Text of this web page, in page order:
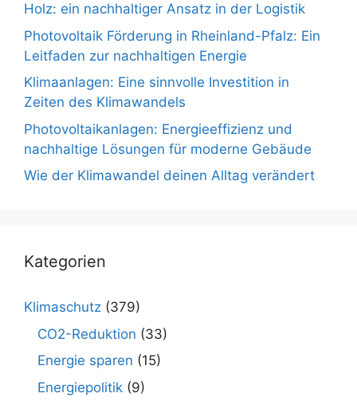
Holz: ein nachhaltiger Ansatz in der Logistik
Photovoltaik Förderung in Rheinland-Pfalz: Ein
Leitfaden zur nachhaltigen Energie
Klimaanlagen: Eine sinnvolle Investition in
Zeiten des Klimawandels
Photovoltaikanlagen: Energieeffizienz und
nachhaltige Lösungen für moderne Gebäude
Wie der Klimawandel deinen Alltag verändert
Kategorien
Klimaschutz (379)
CO2-Reduktion (33)
Energie sparen (15)
Energiepolitik (9)